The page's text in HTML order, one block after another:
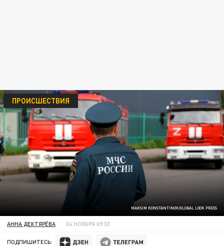
MAKSIM KONSTANTINOV/GLOBAL LOOK PRESS
ПРОИСШЕСТВИЯ
АННА ДЕКТЯРЁВА 04 НОЯБРЯ 09:33
ПОДПИШИТЕСЬ: